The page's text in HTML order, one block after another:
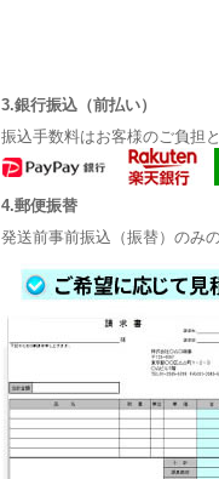
3.銀行振込（前払い）
振込手数料はお客様のご負担
4.郵便振替
発送前事前振込（振替）のみ